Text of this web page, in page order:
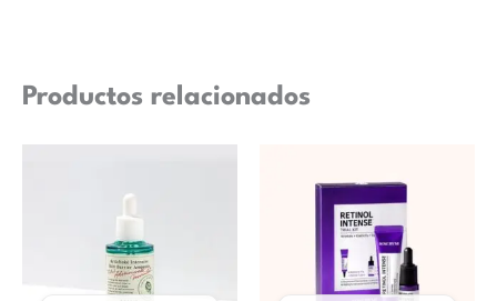
Productos relacionados